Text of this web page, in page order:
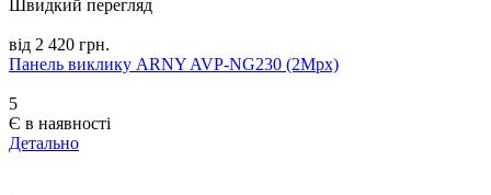
Швидкий перегляд
від 2 420 грн.
Панель виклику ARNY AVP-NG230 (2Mpx)
5
Є в наявності
Детально